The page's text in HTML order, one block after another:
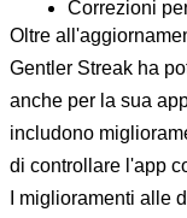
Correzioni
Oltre
Gentler Streak ha
anche per la sua
includono
di controllare l'app
I miglioramenti alle